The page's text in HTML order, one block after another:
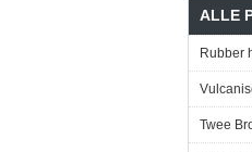
ALLE
Rubber
Twee